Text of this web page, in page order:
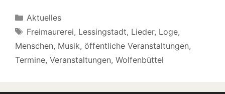
Kategorien
Aktuelles
Schlagwörter
Freimaurerei, Lessingstadt, Lieder, Loge,
Menschen, Musik, öffentliche Veranstaltungen,
Termine, Veranstaltungen, Wolfenbüttel